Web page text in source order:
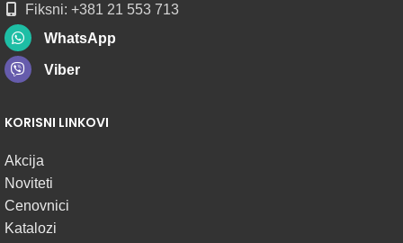
Fiksni: +381 21 553 713
WhatsApp
Viber
KORISNI LINKOVI
Akcija
Noviteti
Cenovnici
Katalozi